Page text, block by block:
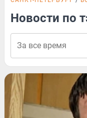
Новости по